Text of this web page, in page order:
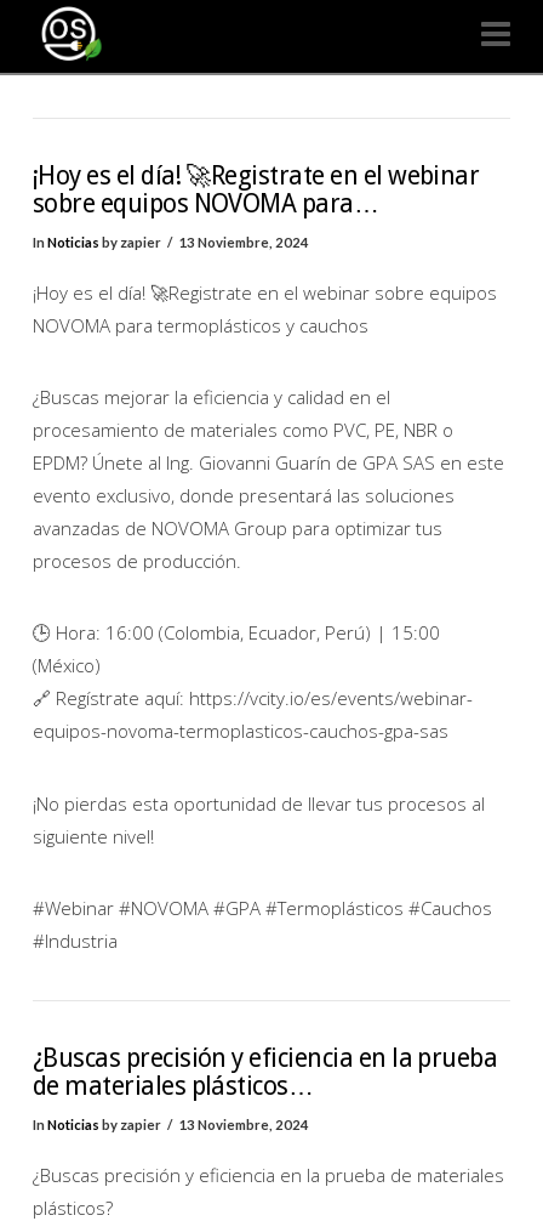
Organizaciones
Seguras
¡Hoy es el día! 🚀Registrate en el webinar
sobre equipos NOVOMA para…
InNoticias by zapier 13 Noviembre, 2024
¡Hoy es el día! 🚀Registrate en el webinar sobre equipos
NOVOMA para termoplásticos y cauchos
¿Buscas mejorar la eficiencia y calidad en el
procesamiento de materiales como PVC, PE, NBR o
EPDM? Únete al Ing. Giovanni Guarín de GPA SAS en este
evento exclusivo, donde presentará las soluciones
avanzadas de NOVOMA Group para optimizar tus
procesos de producción.
🕒 Hora: 16:00 (Colombia, Ecuador, Perú) | 15:00
(México)
🔗 Regístrate aquí: https://vcity.io/es/events/webinar-
equipos-novoma-termoplasticos-cauchos-gpa-sas
¡No pierdas esta oportunidad de llevar tus procesos al
siguiente nivel!
#Webinar #NOVOMA #GPA #Termoplásticos #Cauchos
#Industria
¿Buscas precisión y eficiencia en la prueba
de materiales plásticos…
InNoticias by zapier 13 Noviembre, 2024
¿Buscas precisión y eficiencia en la prueba de materiales
plásticos?